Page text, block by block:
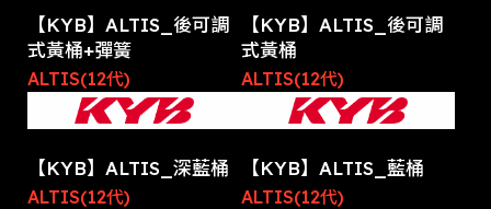
【KYB】ALTIS_後可調
式黃桶+彈簧
ALTIS(12代)
【KYB】ALTIS_後可調
式黃桶
ALTIS(12代)
【KYB】ALTIS_深藍桶
ALTIS(12代)
【KYB】ALTIS_藍桶
ALTIS(12代)